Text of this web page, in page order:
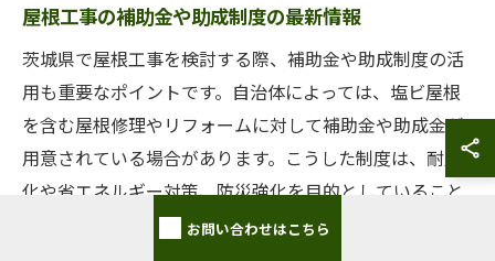
屋根工事の補助金や助成制度の最新情報
茨城県で屋根工事を検討する際、補助金や助成制度の活
用も重要なポイントです。自治体によっては、塩ビ屋根
を含む屋根修理やリフォームに対して補助金や助成金が
用意されている場合があります。こうした制度は、耐震
化や省エネルギー対策、防災強化を目的としていること
お問い合わせはこちら